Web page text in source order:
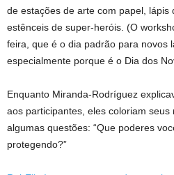
de estações de arte com papel, lápis
estênceis de super-heróis. (O
feira, que é o dia padrão para novos
especialmente porque é o Dia dos
Enquanto Miranda-Rodríguez
aos participantes, eles coloriam seus
algumas questões: “Que poderes
protegendo?”